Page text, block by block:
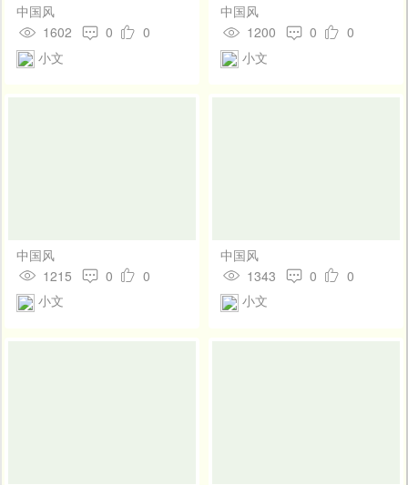
中国风
1602
0
0
小文
中国风
1200
0
0
小文
中国风
1215
0
0
小文
中国风
1343
0
0
小文